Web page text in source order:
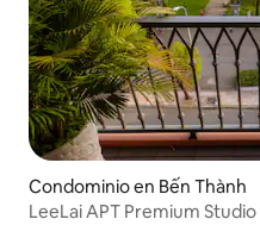
Condominio en Bến Thành
LeeLai APT Premium